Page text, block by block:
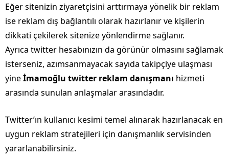
Eğer sitenizin ziyaretçisini arttırmaya yönelik bir reklam
ise reklam dış bağlantılı olarak hazırlanır ve kişilerin
dikkati çekilerek sitenize yönlendirme sağlanır.
Ayrıca twitter hesabınızın da görünür olmasını sağlamak
isterseniz, azımsanmayacak sayıda takipçiye ulaşması
yineİmamoğlu twitter reklam danışmanı hizmeti
arasında sunulan anlaşmalar arasındadır.
Twitter’ın kullanıcı kesimi temel alınarak hazırlanacak en
uygun reklam stratejileri için danışmanlık servisinden
yararlanabilirsiniz.